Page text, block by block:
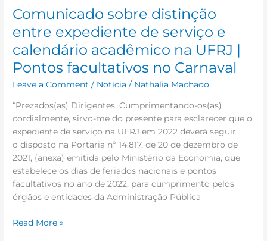
Comunicado sobre distinção
entre expediente de serviço e
calendário acadêmico na UFRJ |
Pontos facultativos no Carnaval
Leave a Comment / Notícia / Nathalia Machado
“Prezados(as) Dirigentes, Cumprimentando-os(as)
cordialmente, sirvo-me do presente para esclarecer que o
expediente de serviço na UFRJ em 2022 deverá seguir
o disposto na Portaria nº 14.817, de 20 de dezembro de
2021, (anexa) emitida pelo Ministério da Economia, que
estabelece os dias de feriados nacionais e pontos
facultativos no ano de 2022, para cumprimento pelos
órgãos e entidades da Administração Pública
na
UFRJ
|
Pontos
no
Carnaval
Read More »